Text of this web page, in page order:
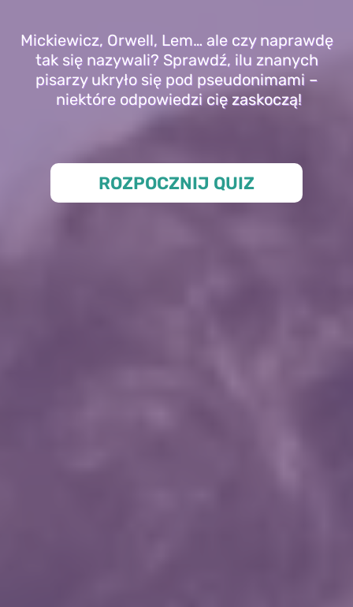
Mickiewicz, Orwell, Lem… ale czy naprawdę
tak się nazywali? Sprawdź, ilu znanych
pisarzy ukryło się pod pseudonimami –
niektóre odpowiedzi cię zaskoczą!
ROZPOCZNIJ QUIZ